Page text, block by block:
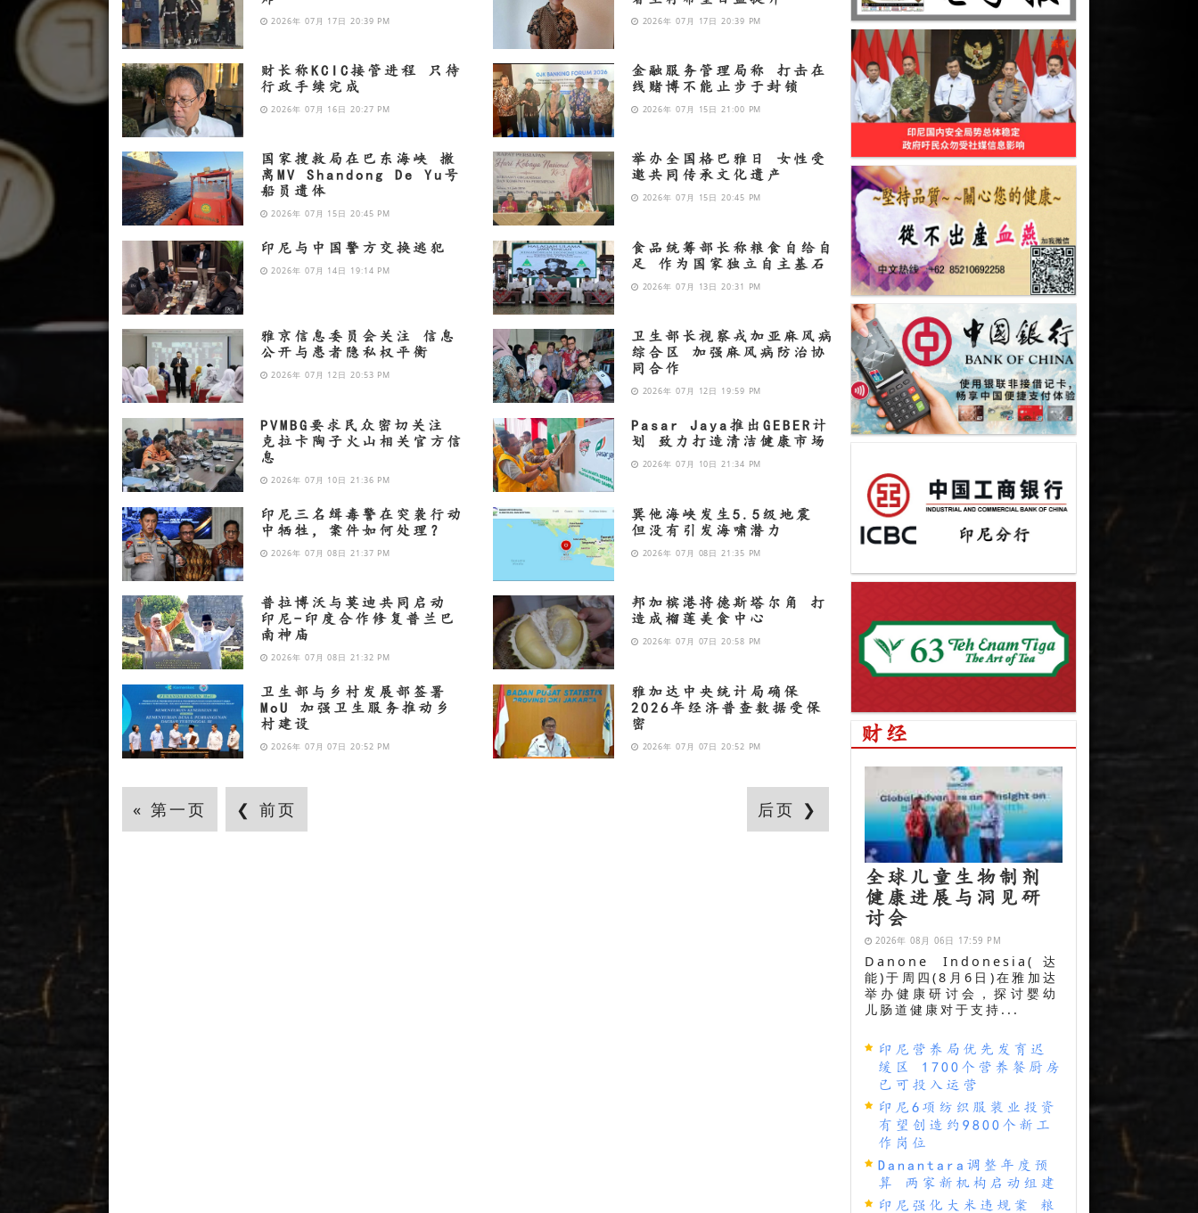
2026年 07月 17日 20:39 PM 2026年 07月 17日 20:39 PM
财长称KCIC接管进程 只待
行政手续完成
2026年 07月 16日 20:27 PM
金融服务管理局称 打击在
线赌博不能止步于封锁
2026年 07月 15日 21:00 PM
国家搜救局在巴东海峡 撤
离MV Shandong De Yu号
船员遗体
2026年 07月 15日 20:45 PM
举办全国格巴雅日 女性受
邀共同传承文化遗产
2026年 07月 15日 20:45 PM
印尼与中国警方交换逃犯
2026年 07月 14日 19:14 PM
食品统筹部长称粮食自给自
足 作为国家独立自主基石
2026年 07月 13日 20:31 PM
雅京信息委员会关注 信息
公开与患者隐私权平衡
2026年 07月 12日 20:53 PM
卫生部长视察戎加亚麻风病
综合区 加强麻风病防治协
同合作
2026年 07月 12日 19:59 PM
PVMBG要求民众密切关注
克拉卡陶子火山相关官方信
息
2026年 07月 10日 21:36 PM
Pasar Jaya推出GEBER计
划 致力打造清洁健康市场
2026年 07月 10日 21:34 PM
印尼三名缉毒警在突袭行动
中牺牲，案件如何处理？
2026年 07月 08日 21:37 PM
巽他海峡发生5.5级地震
但没有引发海啸潜力
2026年 07月 08日 21:35 PM
普拉博沃与莫迪共同启动
印尼-印度合作修复普兰巴
南神庙
2026年 07月 08日 21:32 PM
邦加槟港将德斯塔尔角 打
造成榴莲美食中心
2026年 07月 07日 20:58 PM
卫生部与乡村发展部签署
MoU 加强卫生服务推动乡
村建设
2026年 07月 07日 20:52 PM
雅加达中央统计局确保
2026年经济普查数据受保
密
2026年 07月 07日 20:52 PM
« 第一页 ❮ 前页 后页 ❯
财经
全球儿童生物制剂
健康进展与洞见研
讨会
2026年 08月 06日 17:59 PM
Danone Indonesia(达
能)于周四(8月6日)在雅加达
举办健康研讨会，探讨婴幼
儿肠道健康对于支持...
印尼营养局优先发育迟
缓区 1700个营养餐厨房
已可投入运营
印尼6项纺织服装业投资
有望创造约9800个新工
作岗位
Danantara调整年度预
算 两家新机构启动组建
印尼强化大米违规案 粮